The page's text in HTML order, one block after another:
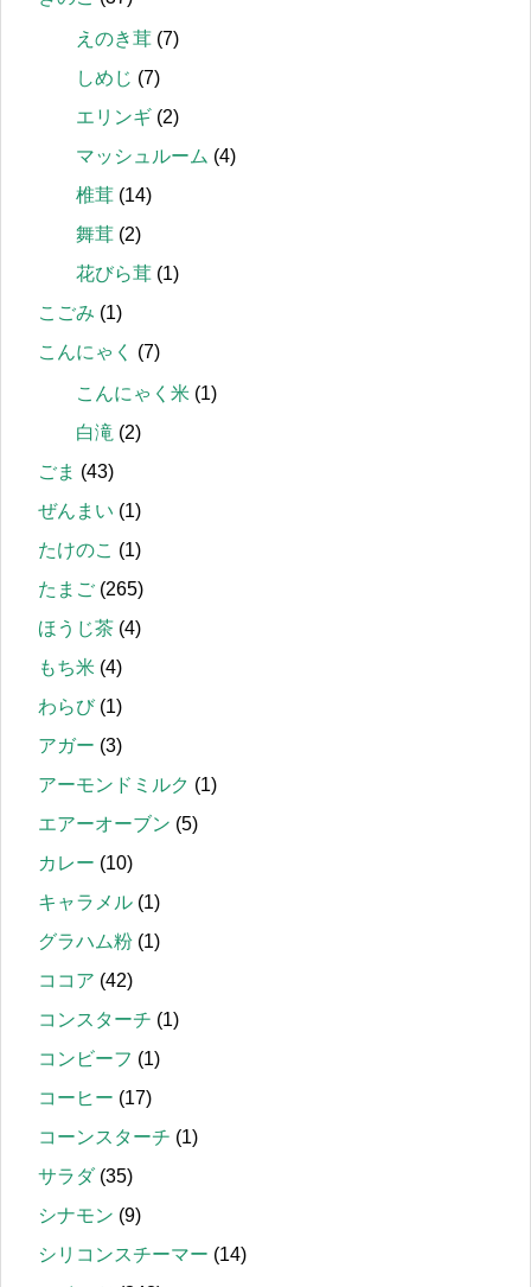
えのき茸 (7)
しめじ (7)
エリンギ (2)
マッシュルーム (4)
椎茸 (14)
舞茸 (2)
花びら茸 (1)
こごみ (1)
こんにゃく
(7)
こんにゃく米 (1)
白滝 (2)
ごま (43)
ぜんまい (1)
たけのこ (1)
たまご (265)
ほうじ茶 (4)
もち米 (4)
わらび(1)
アガー (3)
アーモンドミルク (1)
エアーオーブン (5)
カレー (10)
キャラメル (1)
グラハム粉 (1)
ココア (42)
コンスターチ (1)
コンビーフ (1)
コーヒー (17)
コーンスターチ (1)
サラダ(35)
シナモン (9)
シリコンスチーマー (14)